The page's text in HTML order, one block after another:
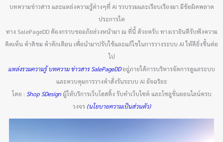
บทความข่าวสาร และแหล่งความรู้ต่างๆที่ AI รวบรวมและเรียบเรียงมา มีข้อผิดพลาด
ประการใด
ทาง SalePageDD ต้องกราบขออภัยล่วงหน้ามา ณ ที่นี้ ด้วยครับ ทางเรายินดีรับฟังความ
คิดเห็น คำติชม คำตักเตือน เพื่อนำมาปรับใช้และแก้ไขในการวางระบบ AI ให้ดียิ่งขึ้นต่อ
ไป
แหล่งรวมความรู้ บทความ ข่าวสาร SalePageDDอยู่ภายใต้การบริหารจัดการดูแลระบบ
และควบคุมการวางคำสั่งรันระบบ AI อัจฉริยะ
โดย : Shop SDesign ผู้ให้บริการเว็บโฮสติ้ง รับทำเว็บไซต์ และโซลูชั่นออนไลน์ครบ
วงจร(นโยบายความเป็นส่วนตัว)